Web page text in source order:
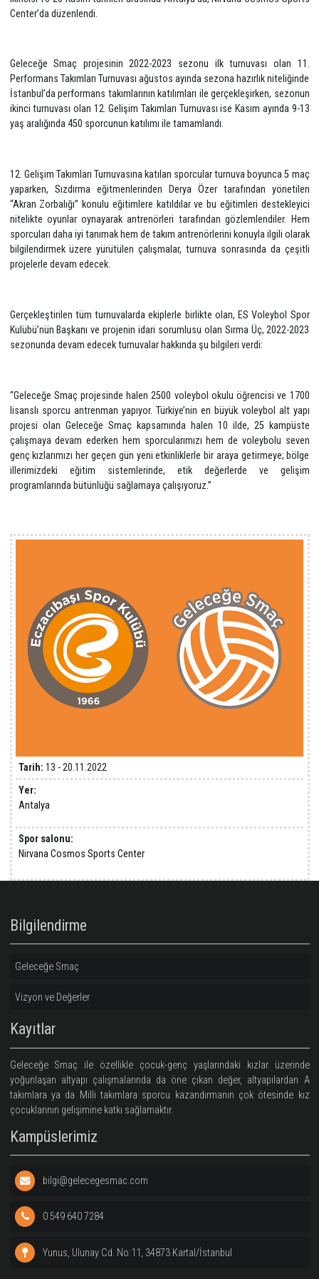
Eczacıbaşı Spor Kulübü’nün 6-18 yaş aralığındaki kızlarımızın
tanıştırılmasını ve spor kültürü ile yetiştirilmesini amaçlayan, 2015
ikincisi 13-20 Kasım tarihleri arasında Antalya’da, Nirvana Cosmos
Center’da düzenlendi.
İstanbul’da performans takımlarının katılımları ile gerçekleşirken,
ikinci turnuvası olan 12. Gelişim Takımları Turnuvası ise Kasım
yaş aralığında 450 sporcunun katılımı ile tamamlandı.
12. Gelişim Takımları Turnuvasına katılan sporcular turnuva boyunca
nitelikte oyunlar oynayarak antrenörleri tarafından
sporcuları daha iyi tanımak hem de takım antrenörlerini konuyla ilgili
bilgilendirmek üzere yürütülen çalışmalar, turnuva sonrasında da
Gerçekleştirilen tüm turnuvalarda ekiplerle birlikte olan, ES
Kulübü’nün Başkanı ve projenin idari sorumlusu olan Sırma Üç,
sezonunda devam edecek turnuvalar hakkında şu bilgileri verdi:
projesi olan Geleceğe Smaç kapsamında halen 10 ilde, 25
çalışmaya devam ederken hem sporcularımızı hem de voleybolu
genç kızlarımızı her geçen gün yeni etkinliklerle bir araya
illerimizdeki eğitim sistemlerinde, etik değerlerde ve
programlarında bütünlüğü sağlamaya çalışıyoruz.”
Tarih:13 - 20.11.2022
Antalya
Spor salonu:
Nirvana Cosmos Sports Center
Bilgilendirme
Geleceğe Smaç
Vizyon ve Değerler
Kayıtlar
Geleceğe Smaç ile özellikle çocuk-genç yaşlarındaki kızlar